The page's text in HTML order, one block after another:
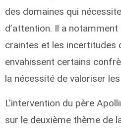
des domaines qui
d’attention. Il a
craintes et les incertitudes
envahissent certains
la nécessité de valoriser
L’intervention du père
sur le deuxième thème de